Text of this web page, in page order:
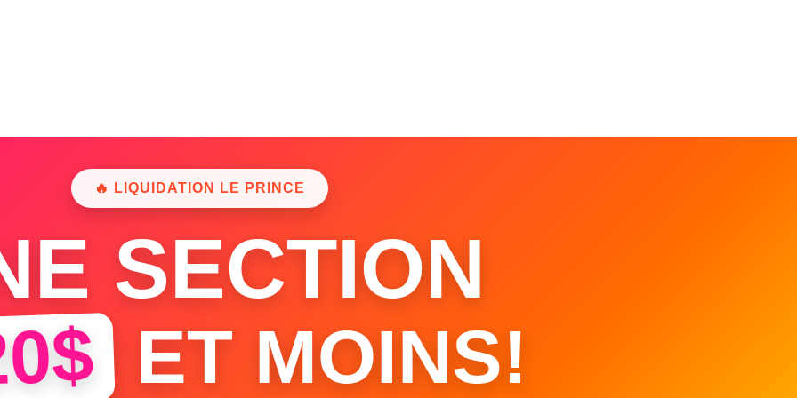
🔥 LIQUIDATION LE PRINCE
SECTION
ET MOINS!